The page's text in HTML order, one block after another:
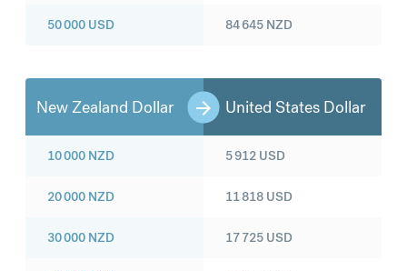
50 000 USD 84 645 NZD
New Zealand Dollar United States Dollar
10 000 NZD
20 000 NZD
30 000 NZD
5 912 USD
11 818 USD
17 725 USD